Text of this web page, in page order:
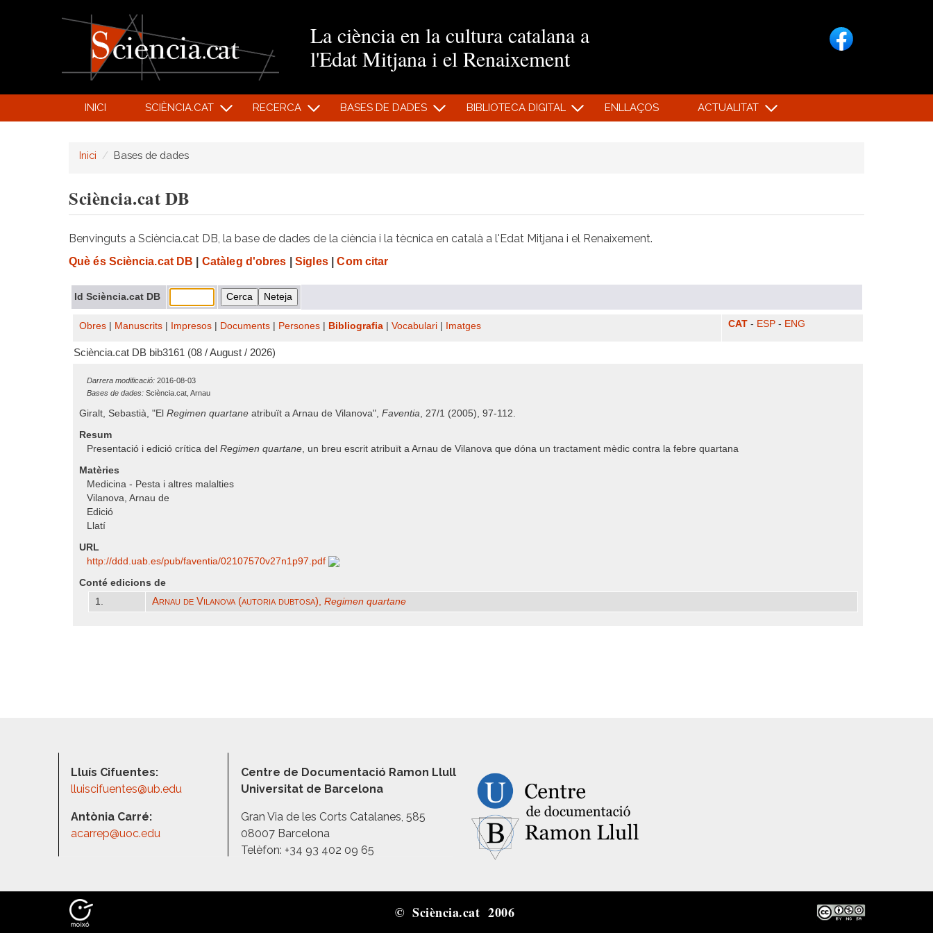
La ciència en la cultura catalana a
l'Edat Mitjana i el Renaixement
INICI SCIÈNCIA.CAT RECERCA BASES DE DADES BIBLIOTECA DIGITAL ENLLAÇOS ACTUALITAT
Inici Bases de dades
Sciència.cat DB
Benvinguts a Sciència.cat DB, la base de dades de la ciència i la tècnica en català a l'Edat Mitjana i el Renaixement.
Què és Sciència.cat DB Catàleg d'obres Sigles| Com citar
Id Sciència.cat DB
Obres Manuscrits Impresos Documents Persones Bibliografia Vocabulari Imatges CAT - ESP - ENG
Sciència.cat DB bib3161 (08 / August / 2026)
Darrera modificació: 2016-08-03
Bases de dades: Sciència.cat, Arnau
Giralt, Sebastià, "El Regimen quartane atribuït a Arnau de Vilanova", Faventia, 27/1 (2005), 97-112.
Resum
Presentació i edició crítica del Regimen quartane, un breu escrit atribuït a Arnau de Vilanova que dóna un tractament mèdic contra la febre quartana
Matèries
Medicina - Pesta i altres malalties
Vilanova, Arnau de
Edició
Llatí
URL
http:/​/​ddd.uab.es/​pub/​faventia/​02107570v27n1p97.pdf
Conté edicions de
1.
Arnau de Vilanova (autoria dubtosa), Regimen quartane
Lluís Cifuentes:
lluiscifuentes@ub.edu
Antònia Carré:
acarrep@uoc.edu
Centre de Documentació Ramon Llull
Universitat de Barcelona
Gran Via de les Corts Catalanes, 585
08007 Barcelona
Telèfon: +34 93 402 09 65
© Sciència.cat 2006